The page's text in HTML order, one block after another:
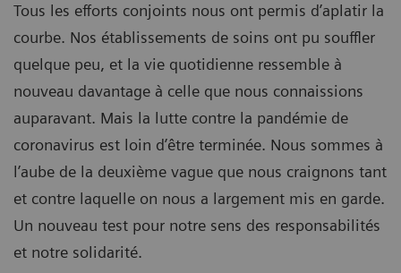
Tous les efforts conjoints nous ont permis d’aplatir la
courbe. Nos établissements de soins ont pu souffler
quelque peu, et la vie quotidienne ressemble à
nouveau davantage à celle que nous connaissions
auparavant. Mais la lutte contre la pandémie de
coronavirus est loin d’être terminée. Nous sommes à
l’aube de la deuxième vague que nous craignons tant
et contre laquelle on nous a largement mis en garde.
Un nouveau test pour notre sens des responsabilités
et notre solidarité.